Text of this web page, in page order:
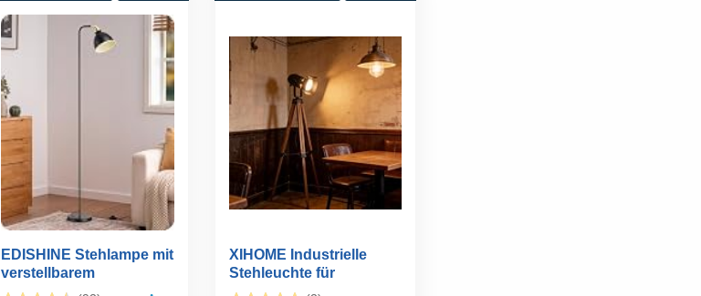
EDISHINE Stehlampe mit
verstellbarem
Metallkopf...
XIHOME Industrielle
Stehleuchte für
Wohnzimmer...